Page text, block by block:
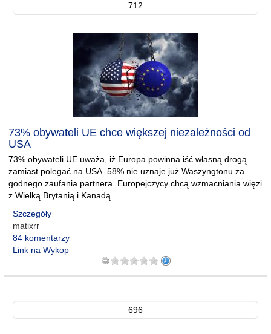
712
73% obywateli UE chce większej niezależności od
USA
73% obywateli UE uważa, iż Europa powinna iść własną drogą
zamiast polegać na USA. 58% nie uznaje już Waszyngtonu za
godnego zaufania partnera. Europejczycy chcą wzmacniania więzi
z Wielką Brytanią i Kanadą.
Szczegóły
matixrr
84 komentarzy
Link na Wykop
696